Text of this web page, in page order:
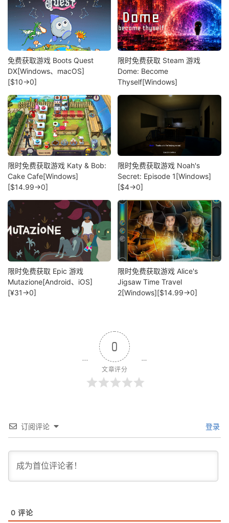
免费获取游戏 Boots Quest
DX[Windows、macOS]
[$10→0]
限时免费获取 Steam 游戏
Dome: Become
Thyself[Windows]
限时免费获取游戏 Katy & Bob:
Cake Cafe[Windows]
[$14.99→0]
限时免费获取游戏 Noah's
Secret: Episode 1[Windows]
[$4→0]
限时免费获取 Epic 游戏
Mutazione[Android、iOS]
[¥31→0]
限时免费获取游戏 Alice's
Jigsaw Time Travel
2[Windows][$14.99→0]
0
文章评分
订阅评论 登录
0 评论